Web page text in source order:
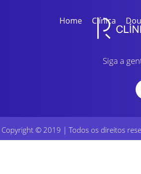
Home Clínica
Siga a
Copyright © 2019 | Todos os direitos